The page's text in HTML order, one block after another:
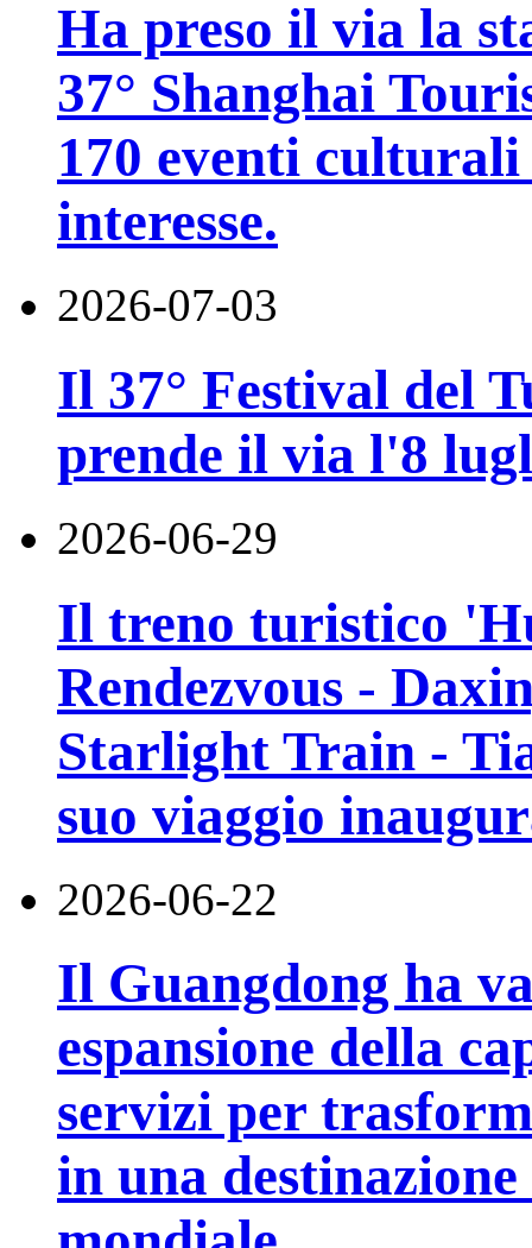
Ha preso il via la
37° Shanghai
170 eventi
interesse.
2026-07-03
Il 37° Festival del
prende il via l'8
2026-06-29
Il treno turistico
Rendezvous -
Starlight Train -
suo viaggio
2026-06-22
Il Guangdong ha
espansione della
servizi per
in una